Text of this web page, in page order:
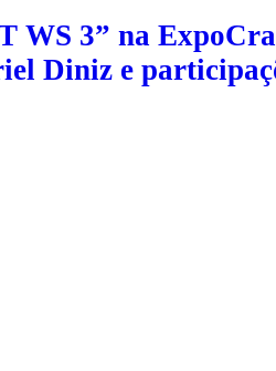
WS 3” na
Diniz e